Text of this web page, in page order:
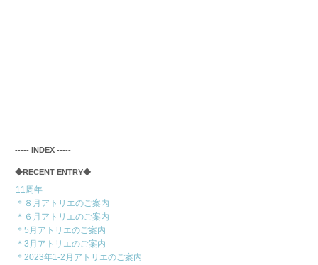
‐‐‐‐‐ INDEX ‐‐‐‐‐
◆RECENT ENTRY◆
11周年
＊８月アトリエのご案内
＊６月アトリエのご案内
＊5月アトリエのご案内
＊3月アトリエのご案内
＊2023年1-2月アトリエのご案内